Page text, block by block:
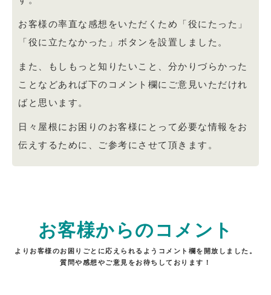
お客様の率直な感想をいただくため「役にたった」
「役に立たなかった」ボタンを設置しました。
また、もしもっと知りたいこと、分かりづらかった
ことなどあれば下のコメント欄にご意見いただけれ
ばと思います。
日々屋根にお困りのお客様にとって必要な情報をお
伝えするために、ご参考にさせて頂きます。
お客様からのコメント
よりお客様のお困りごとに応えられるようコメント欄を開放しました。
質問や感想やご意見をお待ちしております！